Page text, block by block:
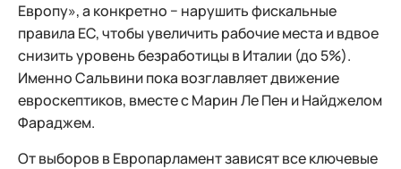
Европу», а конкретно − нарушить фискальные
правила ЕС, чтобы увеличить рабочие места и вдвое
снизить уровень безработицы в Италии (до 5%).
Именно Сальвини пока возглавляет движение
евроскептиков, вместе с Марин Ле Пен и Найджелом
Фараджем.
От выборов в Европарламент зависят все ключевые